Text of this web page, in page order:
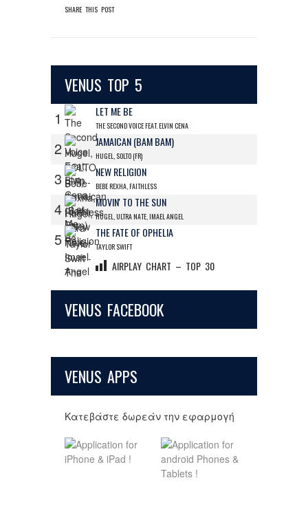
SHARE THIS POST
VENUS TOP 5
1 LET ME BE
THE SECOND VOICE FEAT. ELVIN CENA
2 JAMAICAN (BAM BAM)
HUGEL, SOLTO (FR)
3 NEW RELIGION
BEBE REXHA, FAITHLESS
4 MOVIN' TO THE SUN
HUGEL, ULTRA NATE, IMAEL ANGEL
5 THE FATE OF OPHELIA
TAYLOR SWIFT
AIRPLAY CHART – TOP 30
VENUS FACEBOOK
VENUS APPS
Κατεβάστε δωρεάν την εφαρμογή